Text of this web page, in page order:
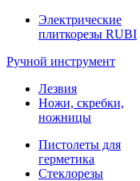
Электрические
плиткорезы RUBI
Ручной инструмент
Лезвия
Ножи, скребки,
ножницы
Пистолеты для
герметика
Стеклорезы